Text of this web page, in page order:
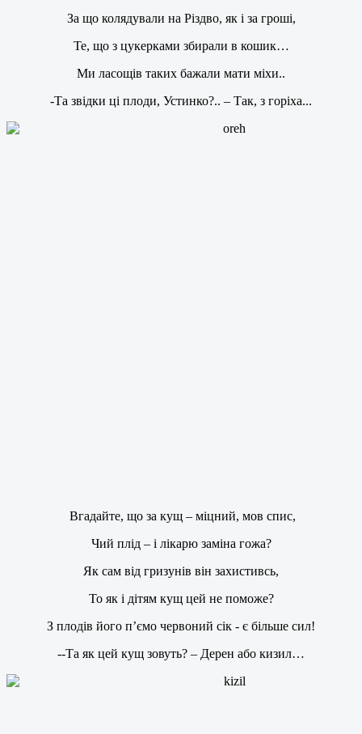
За що колядували на Різдво, як і за гроші,
Те, що з цукерками збирали в кошик…
Ми ласощів таких бажали мати міхи..
-Та звідки ці плоди, Устинко?.. – Так, з горіха...
Вгадайте, що за кущ – міцний, мов спис,
Чий плід – і лікарю заміна гожа?
Як сам від гризунів він захистивсь,
То як і дітям кущ цей не поможе?
З плодів його п’ємо червоний сік - є більше сил!
--Та як цей кущ зовуть? – Дерен або кизил…